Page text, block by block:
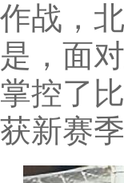
作战，
是，面
掌控了
获新赛